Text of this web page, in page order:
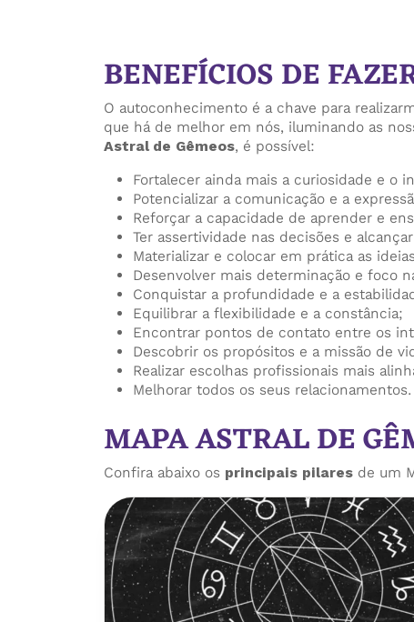
BENEFÍCIOS DE
O autoconhecimento é a chave para
que há de melhor em nós, iluminando as
Astral de Gêmeos, é possível:
Fortalecer ainda mais a curiosidade e o
Potencializar a comunicação e a
Reforçar a capacidade de aprender e
Ter assertividade nas decisões e
Materializar e colocar em prática as
Desenvolver mais determinação e foco
Conquistar a profundidade e a
Equilibrar a flexibilidade e a constância;
Encontrar pontos de contato entre os
Descobrir os propósitos e a missão de
Realizar escolhas profissionais mais
Melhorar todos os seus relacionamentos.
MAPA ASTRAL DE
Confira abaixo os principais pilares de um